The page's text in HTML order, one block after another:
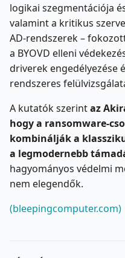
logikai szegmentációja
valamint a kritikus
AD-rendszerek –
a BYOVD elleni
driverek engedélyezése
rendszeres
A kutatók szerintaz
hogy a ransomware-
kombinálják a
a legmodernebb
hagyományos védelmi
nem elegendők.
(bleepingcomputer.com)